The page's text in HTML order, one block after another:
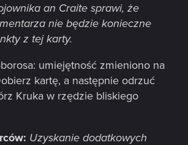
an Craite sprawi, że
nie będzie konieczne
z tej karty.
umiejętność zmieniono na
kartę, a następnie odrzuć
Kruka w rzędzie bliskiego
Uzyskanie dodatkowych